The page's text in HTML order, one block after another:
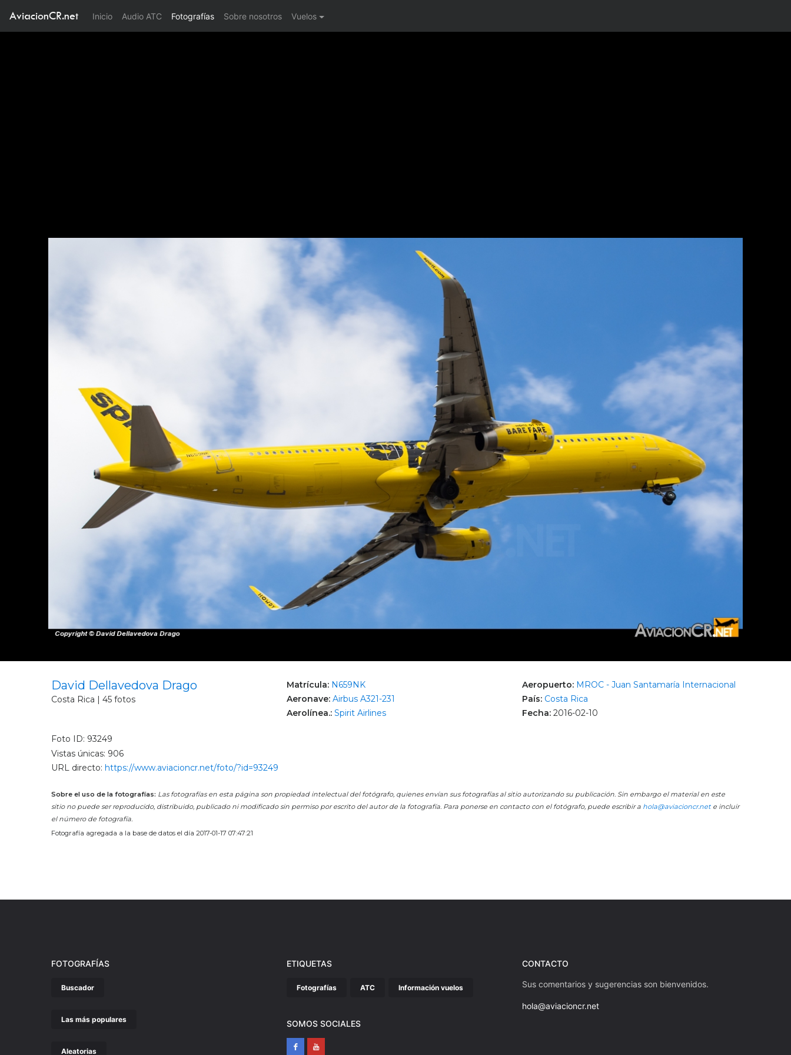
AviacionCR.net Inicio(current)
Audio ATC Fotografías Sobre nosotros Vuelos
David Dellavedova Drago
Costa Rica | 45 fotos
Matrícula: N659NK
Aeronave: Airbus A321-231
Aerolínea.: Spirit Airlines
Aeropuerto: MROC - Juan Santamaría Internacional
País: Costa Rica
Fecha: 2016-02-10
Foto ID: 93249
Vistas únicas: 906
URL directo: https://www.aviacioncr.net/foto/?id=93249
Sobre el uso de la fotografías: Las fotografías en esta página son propiedad intelectual del fotógrafo, quienes envían sus fotografías al sitio autorizando su publicación. Sin embargo el material en este
sitio no puede ser reproducido, distribuido, publicado ni modificado sin permiso por escrito del autor de la fotografía. Para ponerse en contacto con el fotógrafo, puede escribir a hola@aviacioncr.nete incluir
el número de fotografía.
Fotografía agregada a la base de datos el día 2017-01-17 07:47:21
FOTOGRAFÍAS
Buscador
Las más populares
Aleatorias
ETIQUETAS
Fotografías ATC Información vuelos
SOMOS SOCIALES
CONTACTO
Sus comentarios y sugerencias son bienvenidos.
hola@aviacioncr.net